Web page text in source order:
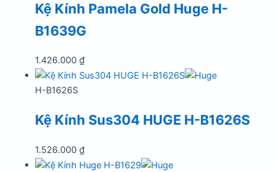
Kệ Kính Pamela Gold Huge H-
B1639G
1.426.000₫
H-B1626S
Kệ Kính Sus304 HUGE H-B1626S
1.526.000₫